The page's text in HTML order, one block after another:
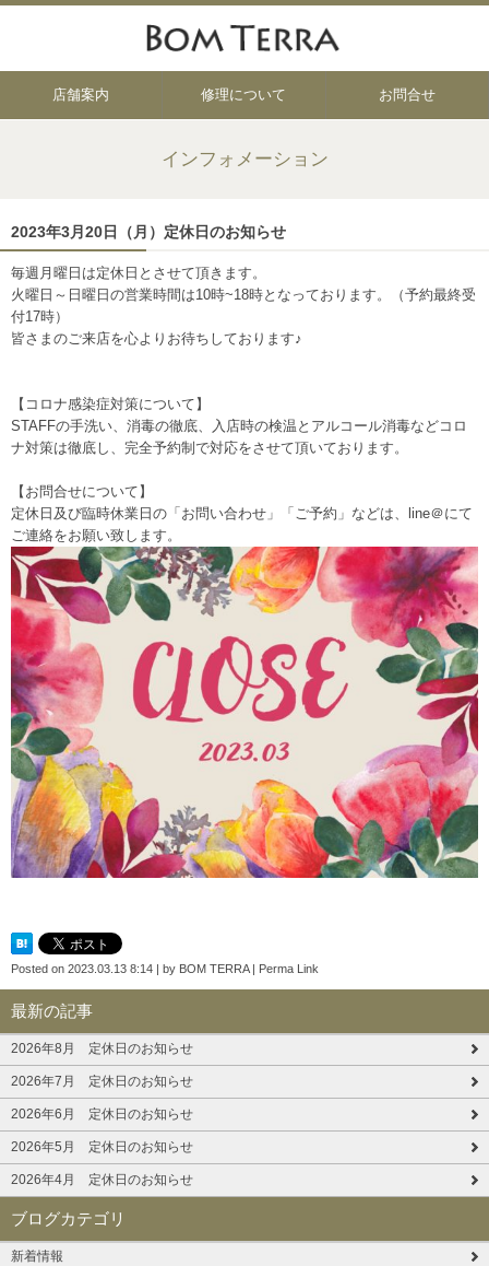
店舗案内 修理について お問合せ
インフォメーション
2023年3月20日（月）定休日のお知らせ
毎週月曜日は定休日とさせて頂きます。
火曜日～日曜日の営業時間は10時~18時となっております。（予約最終受
付17時）
皆さまのご来店を心よりお待ちしております♪
【コロナ感染症対策について】
STAFFの手洗い、消毒の徹底、入店時の検温とアルコール消毒などコロ
ナ対策は徹底し、完全予約制で対応をさせて頂いております。
【お問合せについて】
定休日及び臨時休業日の「お問い合わせ」「ご予約」などは、line＠にて
ご連絡をお願い致します。
Posted on 2023.03.13 8:14 by BOM TERRA| Perma Link
最新の記事
2026年8月 定休日のお知らせ
2026年7月 定休日のお知らせ
2026年6月 定休日のお知らせ
2026年5月 定休日のお知らせ
2026年4月 定休日のお知らせ
ブログカテゴリ
新着情報